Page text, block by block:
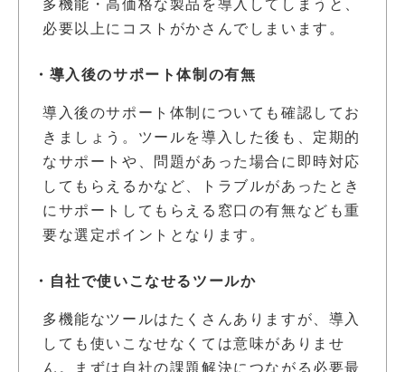
多機能・高価格な製品を導入してしまうと、
必要以上にコストがかさんでしまいます。
・導入後のサポート体制の有無
導入後のサポート体制についても確認してお
きましょう。ツールを導入した後も、定期的
なサポートや、問題があった場合に即時対応
してもらえるかなど、トラブルがあったとき
にサポートしてもらえる窓口の有無なども重
要な選定ポイントとなります。
・自社で使いこなせるツールか
多機能なツールはたくさんありますが、導入
しても使いこなせなくては意味がありませ
ん。まずは自社の課題解決につながる必要最